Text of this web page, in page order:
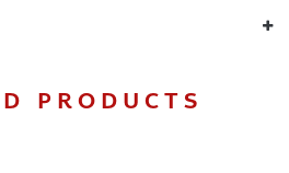
PRODUCTS